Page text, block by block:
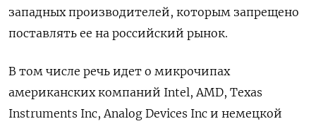
западных производителей, которым запрещено
поставлять ее на российский рынок.
В том числе речь идет о микрочипах
американских компаний Intel, AMD, Texas
Instruments Inc, Analog Devices Inc и немецкой